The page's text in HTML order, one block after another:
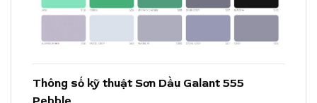
Thông số kỹ thuật Sơn Dầu Galant 555